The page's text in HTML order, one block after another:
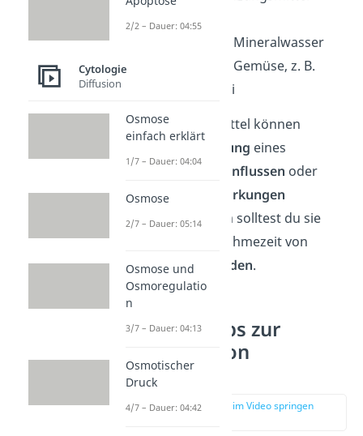
Grapefruits
calciumreiches Mineralwasser
calciumreiches Gemüse, z. B.
Spinat, Brokkoli
Diese Nahrungsmittel können
Wirkung eines
Antibiotikums
beeinflussen oder
sogar die
Nebenwirkungen
verstärken. Darum solltest du sie
während der Einnahmezeit von
Antibiotikavermeiden.
Weitere Tipps zur
Einnahme von
Antibiotika
zur Stelle im Video springen
2/2 – Dauer: 04:55
Cytologie
Diffusion
Osmose
einfach erklärt
1/7 – Dauer: 04:04
Osmose
2/7 – Dauer: 05:14
Osmose und
Osmoregulatio
n
3/7 – Dauer: 04:13
Osmotischer
Druck
4/7 – Dauer: 04:42